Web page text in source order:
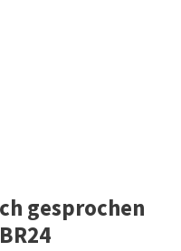
gesprochen